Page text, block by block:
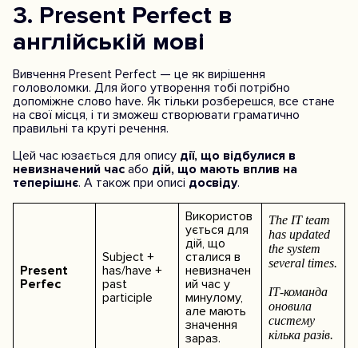
3. Present Perfect в
англійській мові
Вивчення Present Perfect — це як вирішення
головоломки. Для його утворення тобі потрібно
допоміжне слово have. Як тільки розберешся, все стане
на свої місця, і ти зможеш створювати граматично
правильні та круті речення.
Цей час юзається для опису дії, що відбулися в
невизначений час або дій, що мають вплив на
теперішнє. А також при описі досвіду.
Present
Perfec
Subject +
has/have +
past
participle
Використов
ується для
дій, що
сталися в
невизначен
ий час у
минулому,
але мають
значення
зараз.
The IT team
has updated
the system
several times.
ІТ-команда
оновила
систему
кілька разів.